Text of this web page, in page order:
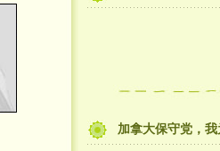
加拿大保守党，